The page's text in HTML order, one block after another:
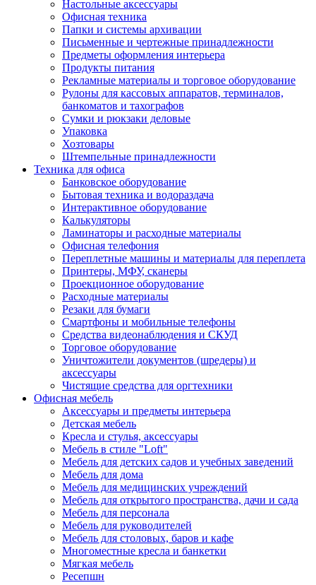
Настольные аксессуары
Офисная техника
Папки и системы архивации
Письменные и чертежные принадлежности
Предметы оформления интерьера
Продукты питания
Рекламные материалы и торговое оборудование
Рулоны для кассовых аппаратов, терминалов,
банкоматов и тахографов
Сумки и рюкзаки деловые
Упаковка
Хозтовары
Штемпельные принадлежности
Техника для офиса
Банковское оборудование
Бытовая техника и водораздача
Интерактивное оборудование
Калькуляторы
Ламинаторы и расходные материалы
Офисная телефония
Переплетные машины и материалы для переплета
Принтеры, МФУ, сканеры
Проекционное оборудование
Расходные материалы
Резаки для бумаги
Смартфоны и мобильные телефоны
Средства видеонаблюдения и СКУД
Торговое оборудование
Уничтожители документов (шредеры) и
аксессуары
Чистящие средства для оргтехники
Офисная мебель
Аксессуары и предметы интерьера
Детская мебель
Кресла и стулья, аксессуары
Мебель в стиле "Loft"
Мебель для детских садов и учебных заведений
Мебель для дома
Мебель для медицинских учреждений
Мебель для открытого пространства, дачи и сада
Мебель для персонала
Мебель для руководителей
Мебель для столовых, баров и кафе
Многоместные кресла и банкетки
Мягкая мебель
Ресепшн